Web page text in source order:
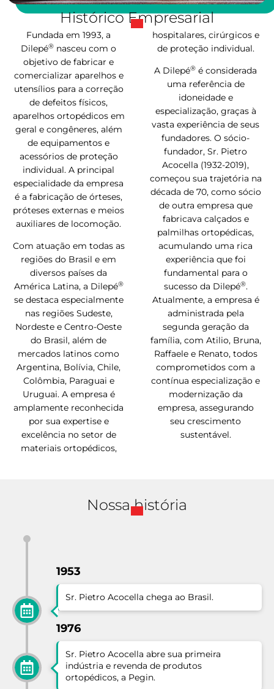
Histórico Empresarial
Fundada em 1993, a
Dilepé® nasceu com o
objetivo de fabricar e
comercializar aparelhos e
utensílios para a correção
de defeitos físicos,
aparelhos ortopédicos em
geral e congêneres, além
de equipamentos e
acessórios de proteção
individual. A principal
especialidade da empresa
é a fabricação de órteses,
próteses externas e meios
auxiliares de locomoção.
Com atuação em todas as
regiões do Brasil e em
diversos países da
América Latina, a Dilepé®
se destaca especialmente
nas regiões Sudeste,
Nordeste e Centro-Oeste
do Brasil, além de
mercados latinos como
Argentina, Bolívia, Chile,
Colômbia, Paraguai e
Uruguai. A empresa é
amplamente reconhecida
por sua expertise e
excelência no setor de
materiais ortopédicos,
hospitalares, cirúrgicos e
de proteção individual.
A Dilepé® é considerada
uma referência de
idoneidade e
especialização, graças à
vasta experiência de seus
fundadores. O sócio-
fundador, Sr. Pietro
Acocella (1932-2019),
começou sua trajetória na
década de 70, como sócio
de outra empresa que
fabricava calçados e
palmilhas ortopédicas,
acumulando uma rica
experiência que foi
fundamental para o
sucesso da Dilepé®.
Atualmente, a empresa é
administrada pela
segunda geração da
família, com Atilio, Bruna,
Raffaele e Renato, todos
comprometidos com a
contínua especialização e
modernização da
empresa, assegurando
seu crescimento
sustentável.
Nossa história
1953
Sr. Pietro Acocella chega ao Brasil.
1976
Sr. Pietro Acocella abre sua primeira
indústria e revenda de produtos
ortopédicos, a Pegin.